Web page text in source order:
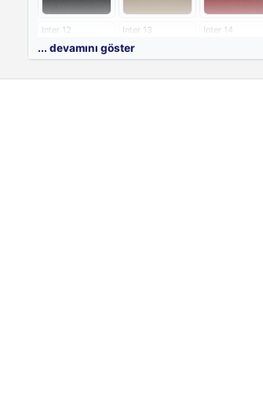
Inter 12 Inter 13 Inter 14
... devamını göster